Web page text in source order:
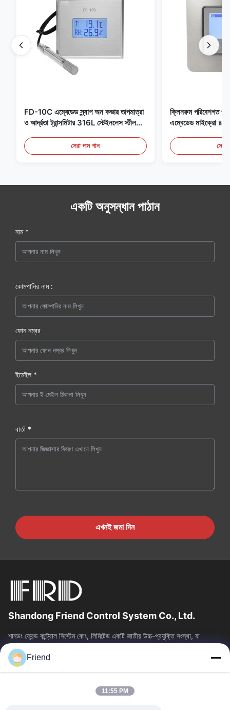
FD-10C এম্বেডেড স্ন্যাপ অন কভার তাপমাত্রা
ও আর্দ্রতা ট্রান্সমিটার 316L স্টেইনলেস স্টীল
সেরা দাম পান
ক্লিনরুম পরিবেশগত
এম্বেডেড মাইক্রো
সেরা
একটি অনুসন্ধান পাঠান
নাম *
কোমপানির নাম :
ফোন নম্বর
ইমেইল *
বার্তা *
এখনই জমা দিন
Shandong Friend Control System Co., Ltd.
শানডং ফ্রেন্ড কন্ট্রোল সিস্টেম কোং, লিমিটেড একটি জাতীয় উচ্চ-প্রযুক্তি সংস্থা, যা
ইন্সট্রুমেন্টেশন R&D, উত্পাদন এবং শিল্প নিয়ন্ত্রণ...
দ্রুত লিঙ্ক
আমাদের সম্পর্কে
Friend
11:55 PM